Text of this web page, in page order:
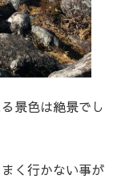
景色は絶景でし
く行かない事が